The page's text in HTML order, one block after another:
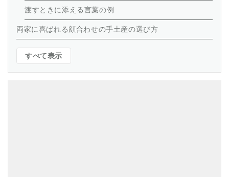
渡すときに添える言葉の例
両家に喜ばれる顔合わせの手土産の選び方
すべて表示